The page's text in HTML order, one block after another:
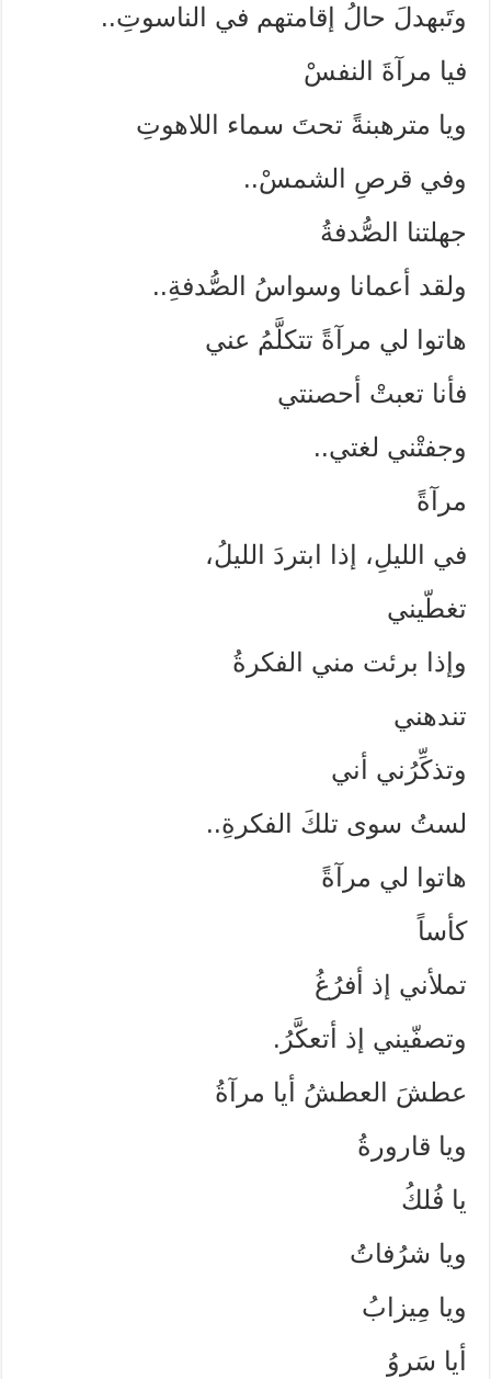
وتَبهدلَ حالُ إقامتهم في الناسوتِ..
فيا مرآةَ النفسْ
ويا مترهبنةً تحتَ سماء اللاهوتِ
وفي قرصِ الشمسْ..
جهلتنا الصُّدفةُ
ولقد أعمانا وسواسُ الصُّدفةِ..
هاتوا لي مرآةً تتكلَّمُ عني
فأنا تعبتْ أحصنتي
وجفتْني لغتي..
مرآةً
في الليلِ، إذا ابتردَ الليلُ،
تغطّيني
وإذا برئت مني الفكرةُ
تندهني
وتذكِّرُني أني
لستُ سوى تلكَ الفكرةِ..
هاتوا لي مرآةً
كأساً
تملأني إذ أفرُغُ
وتصفّيني إذ أتعكَّرُ.
عطشَ العطشُ أيا مرآةُ
ويا قارورةُ
يا فُلكُ
ويا شرُفاتُ
ويا مِيزابُ
أيا سَروُ